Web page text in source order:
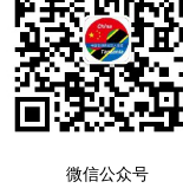
微信公众号